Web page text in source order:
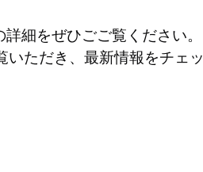
細をぜひごご覧ください。
いただき、最新情報をチェッ